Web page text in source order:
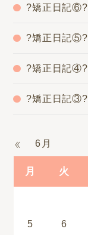
?矯正日記⑥?
?矯正日記⑤?
?矯正日記④?
?矯正日記③?
月 火
6月
5
6